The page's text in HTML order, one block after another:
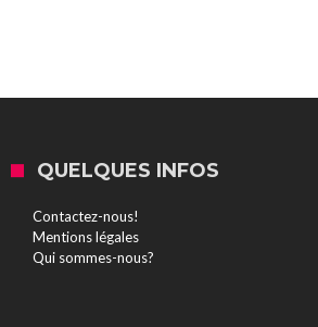
QUELQUES INFOS
Contactez-nous!
Mentions légales
Qui sommes-nous?